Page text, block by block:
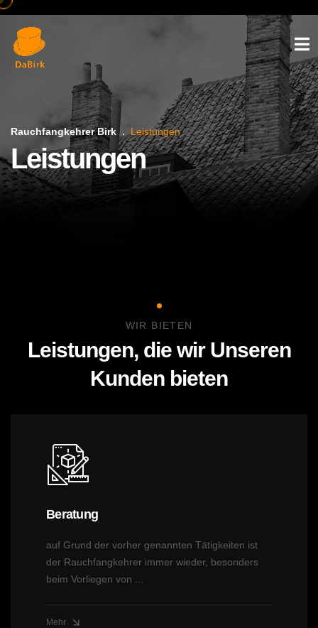
Rauchfangkehrer Birk Leistungen
Leistungen
WIR BIETEN
Leistungen, die wir Unseren
Kunden bieten
Beratung
auf Grund der vorher genannten Tätigkeiten ist
der Rauchfangkehrer immer wieder, besonders
beim Vorliegen von ...
Mehr